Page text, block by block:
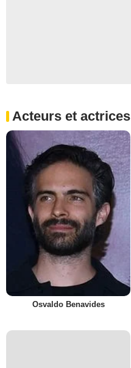
Acteurs et actrices
Osvaldo Benavides